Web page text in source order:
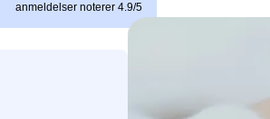
anmeldelser noterer 4.9/5